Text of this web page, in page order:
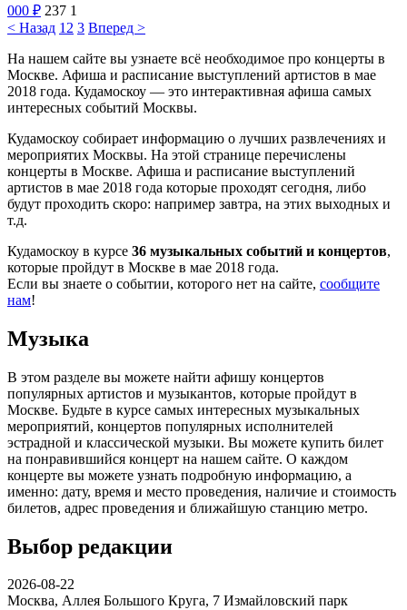
000 ₽ 237 1
< Назад 1 2 3 Вперед >
На нашем сайте вы узнаете всё необходимое про концерты в
Москве. Афиша и расписание выступлений артистов в мае
2018 года. Кудамоскоу — это интерактивная афиша самых
интересных событий Москвы.
Кудамоскоу собирает информацию о лучших развлечениях и
мероприятих Москвы. На этой странице перечислены
концерты в Москве. Афиша и расписание выступлений
артистов в мае 2018 года которые проходят сегодня, либо
будут проходить скоро: например завтра, на этих выходных и
т.д.
Кудамоскоу в курсе 36 музыкальных событий и концертов,
которые пройдут в Москве в мае 2018 года.
Если вы знаете о событии, которого нет на сайте, сообщите
нам!
Музыка
В этом разделе вы можете найти афишу концертов
популярных артистов и музыкантов, которые пройдут в
Москве. Будьте в курсе самых интересных музыкальных
мероприятий, концертов популярных исполнителей
эстрадной и классической музыки. Вы можете купить билет
на понравившийся концерт на нашем сайте. О каждом
концерте вы можете узнать подробную информацию, а
именно: дату, время и место проведения, наличие и стоимость
билетов, адрес проведения и ближайшую станцию метро.
Выбор редакции
2026-08-22
Москва, Аллея Большого Круга, 7 Измайловский парк